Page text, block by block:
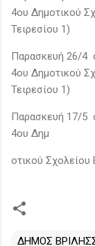
4ου Δημοτικού
Τειρεσίου 1)
Παρασκευή 26/4
4ου Δημοτικού
Τειρεσίου 1)
Παρασκευή 17/5
4ου Δημ
οτικού Σχολείου
ΔΗΜΟΣ